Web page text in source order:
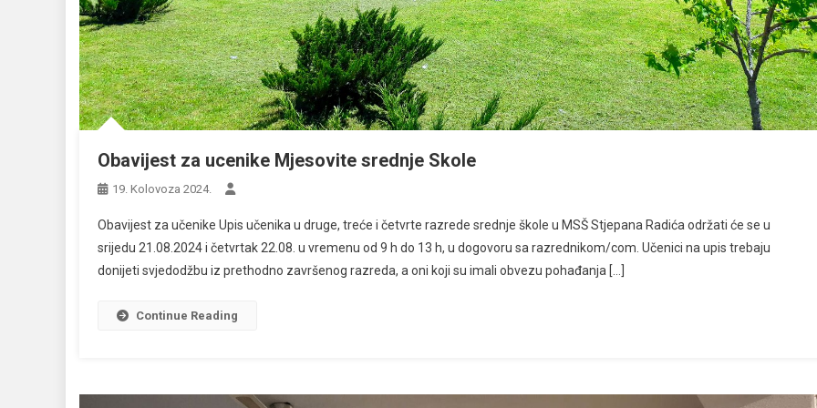
Obavijest za ucenike Mjesovite srednje Skole
19. Kolovoza 2024.
Obavijest za učenike Upis učenika u druge, treće i četvrte razrede srednje škole u MSŠ Stjepana Radića održati će se u
srijedu 21.08.2024 i četvrtak 22.08. u vremenu od 9 h do 13 h, u dogovoru sa razrednikom/com. Učenici na upis trebaju
donijeti svjedodžbu iz prethodno završenog razreda, a oni koji su imali obvezu pohađanja […]
Continue Reading